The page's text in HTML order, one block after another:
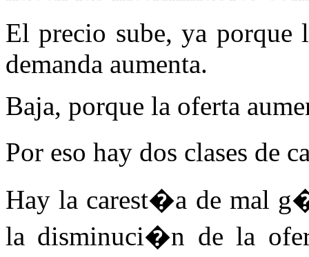
El precio sube, ya porque
demanda aumenta.
Baja, porque la oferta
Por eso hay dos clases de
Hay la carest�a de mal
la disminuci�n de la